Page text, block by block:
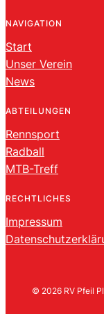
NAVIGATION
Start
Unser Verein
News
ABTEILUNGEN
Rennsport
Radball
MTB-Treff
RECHTLICHES
Impressum
© 2026 RV Pfeil